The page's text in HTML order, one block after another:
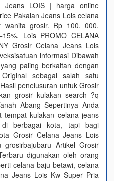
Jeans LOIS | harga online
Pakaian Jeans Lois celana
wanita grosir. Rp 100. 000.
Lois PROMO CELANA
Grosir Celana Jeans Lois
informasi Dibawah
paling berkaitan dengan
sebagai salah satu
penelusuran untuk Grosir
grosir kulakan search ?q
Abang Sepertinya Anda
tempat kulakan celana jeans
di berbagai kota, tapi bagi
Grosir Celana Jeans Lois
Artikel Grosir
digunakan oleh orang
celana baju betawi, celana
Jeans Lois Kw Super Pria